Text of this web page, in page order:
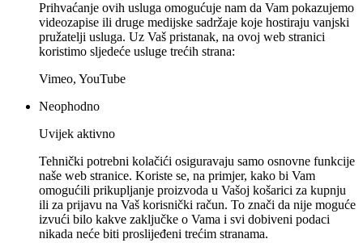
Prihvaćanje ovih usluga omogućuje nam da Vam pokazujemo
videozapise ili druge medijske sadržaje koje hostiraju vanjski
pružatelji usluga. Uz Vaš pristanak, na ovoj web stranici
koristimo sljedeće usluge trećih strana:
Vimeo, YouTube
Neophodno
Uvijek aktivno
Tehnički potrebni kolačići osiguravaju samo osnovne funkcije
naše web stranice. Koriste se, na primjer, kako bi Vam
omogućili prikupljanje proizvoda u Vašoj košarici za kupnju
ili za prijavu na Vaš korisnički račun. To znači da nije moguće
izvući bilo kakve zaključke o Vama i svi dobiveni podaci
nikada neće biti proslijeđeni trećim stranama.